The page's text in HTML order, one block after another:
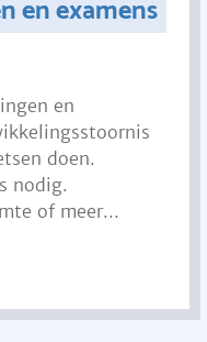
en examens
en
doen.
nodig.
of meer...